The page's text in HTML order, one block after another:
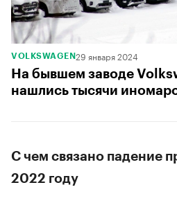
VOLKSWAGEN29 января 2024
На бывшем заводе
нашлись тысячи
С чем связано падение
2022 году